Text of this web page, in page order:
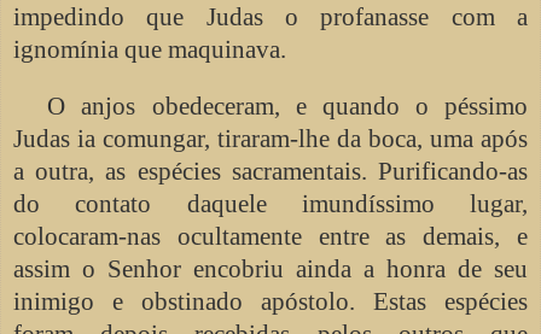
impedindo que Judas o profanasse com a
ignomínia que maquinava.
O anjos obedeceram, e quando o péssimo
Judas ia comungar, tiraram-lhe da boca, uma após
a outra, as espécies sacramentais. Purificando-as
do contato daquele imundíssimo lugar,
colocaram-nas ocultamente entre as demais, e
assim o Senhor encobriu ainda a honra de seu
inimigo e obstinado apóstolo. Estas espécies